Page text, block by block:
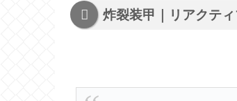
炸裂装甲｜リアクテ